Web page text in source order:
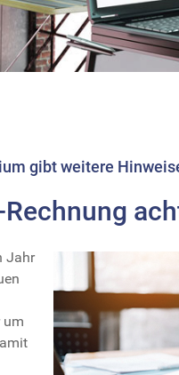
gibt weitere
Jahr
um